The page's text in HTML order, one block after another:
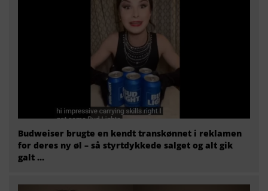
Budweiser brugte en kendt transkønnet i reklamen
for deres ny øl – så styrtdykkede salget og alt gik
galt …